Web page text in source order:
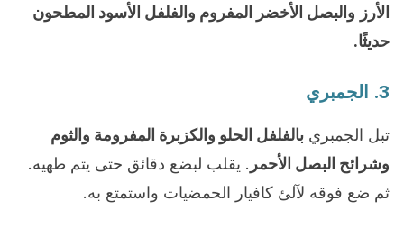
الأرز والبصل الأخضر المفروم والفلفل الأسود المطحون
حديثًا.
3. الجمبري
تبل الجمبري بالفلفل الحلو والكزبرة المفرومة والثوم
وشرائح البصل الأحمر . يقلب لبضع دقائق حتى يتم طهيه.
ثم ضع فوقه لآلئ كافيار الحمضيات واستمتع به.